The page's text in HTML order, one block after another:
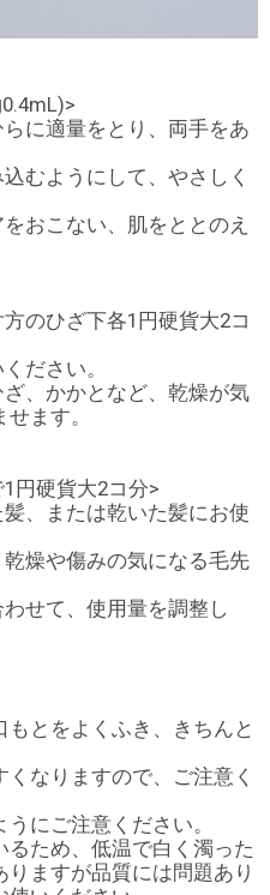
に適量をとり、両手をあ
むようにして、やさしく
おこない、肌をととのえ
のひざ下各1円硬貨大2コ
ださい。
、かかとなど、乾燥が気
ます。
円硬貨大2コ分>
、または乾いた髪にお使
燥や傷みの気になる毛先
せて、使用量を調整し
もとをよくふき、きちんと
くなりますので、ご注意く
にご注意ください。
るため、低温で白く濁った
ますが品質には問題あり